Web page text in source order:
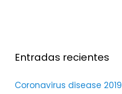
Entradas recientes
Coronavirus disease 2019